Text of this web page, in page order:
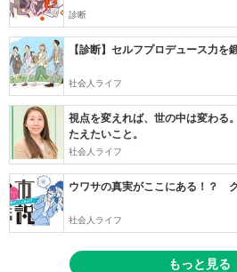
診断
【診断】セルフプロデュース力
社会人ライフ
視点を変えれば、世の中は変わる
たえたいこと。
社会人ライフ
ウワサの真実がここにある！？
社会人ライフ
もっと見る